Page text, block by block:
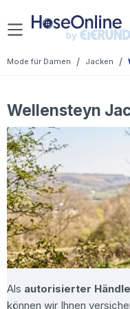
Zum Hauptinhalt
Mode für Damen / Jacken /
Wellensteyn
Als autorisierter
können wir Ihnen